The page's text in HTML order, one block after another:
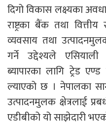
दिगो विकास लक्ष्यका
राष्ट्रका बैंक तथा
व्यवसाय तथा
गर्ने उद्देश्यले
ब्यापारका लागि ट्रेड
ल्याएको छ । नेपालका
उत्पादनमुलक क्षेत्रलाई
एडीबीको यो साझेदारी